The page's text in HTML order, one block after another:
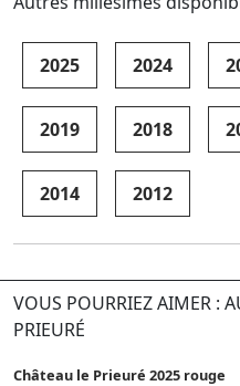
2025 2024
2019 2018
2014 2012
VOUS POURRIEZ AIMER :
PRIEURÉ
Château le Prieuré 2025 rouge